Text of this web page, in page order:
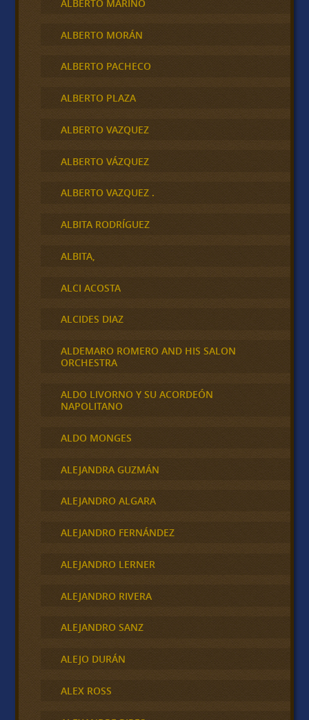
ALBERTO MARINO
ALBERTO MORÁN
ALBERTO PACHECO
ALBERTO PLAZA
ALBERTO VAZQUEZ
ALBERTO VÁZQUEZ
ALBERTO VAZQUEZ .
ALBITA RODRÍGUEZ
ALBITA,
ALCI ACOSTA
ALCIDES DIAZ
ALDEMARO ROMERO AND HIS SALON
ORCHESTRA
ALDO LIVORNO Y SU ACORDEÓN
NAPOLITANO
ALDO MONGES
ALEJANDRA GUZMÁN
ALEJANDRO ALGARA
ALEJANDRO FERNÁNDEZ
ALEJANDRO LERNER
ALEJANDRO RIVERA
ALEJANDRO SANZ
ALEJO DURÁN
ALEX ROSS